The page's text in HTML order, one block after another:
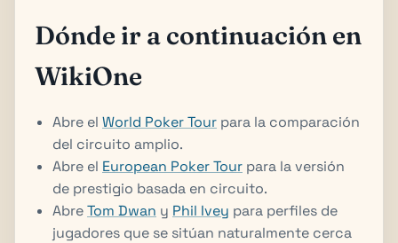
Dónde ir a continuación en
WikiOne
Abre el World Poker Tour para la comparación
del circuito amplio.
Abre el European Poker Tour para la versión
de prestigio basada en circuito.
AbreTom Dwan y Phil Ivey para perfiles de
jugadores que se sitúan naturalmente cerca